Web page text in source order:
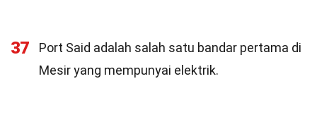
37
Port Said adalah salah satu bandar pertama di
Mesir yang mempunyai elektrik.